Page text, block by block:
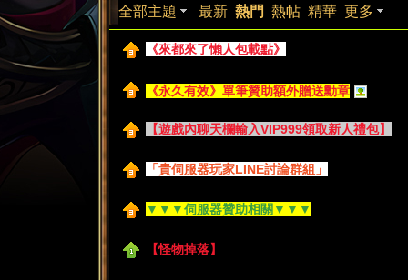
全部主題 最新 熱門 熱帖 精華 更多
《來都來了懶人包載點》
《永久有效》單筆贊助額外贈送勳章
【遊戲內聊天欄輸入VIP999領取新人禮包】
「貴伺服器玩家LINE討論群組」
▼▼▼伺服器贊助相關▼▼▼
【怪物掉落】